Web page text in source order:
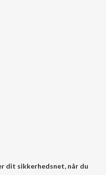
dit sikkerhedsnet, når du